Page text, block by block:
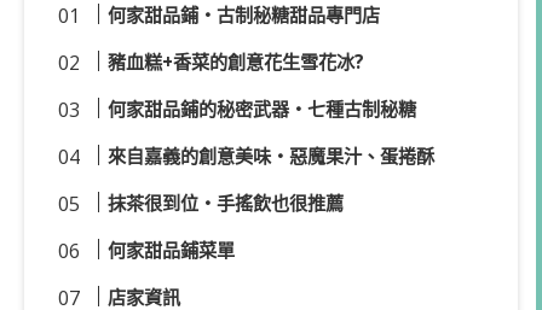
何家甜品鋪・古制秘糖甜品專門店
豬血糕+香菜的創意花生雪花冰?
何家甜品鋪的秘密武器・七種古制秘糖
來自嘉義的創意美味・惡魔果汁、蛋捲酥
抹茶很到位・手搖飲也很推薦
何家甜品鋪菜單
店家資訊